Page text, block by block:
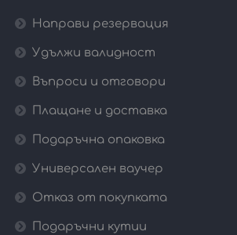
Направи резервация
Удължи валидност
Въпроси и отговори
Плащане и доставка
Подаръчна опаковка
Универсален ваучер
Отказ от покупката
Подаръчни кутии